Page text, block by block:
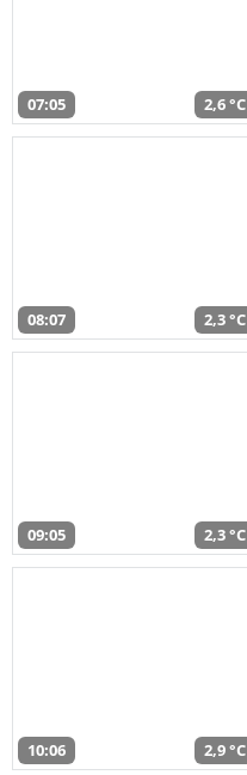
07:05 2,6 °C
08:07 2,3 °C
09:05 2,3 °C
10:06 2,9 °C